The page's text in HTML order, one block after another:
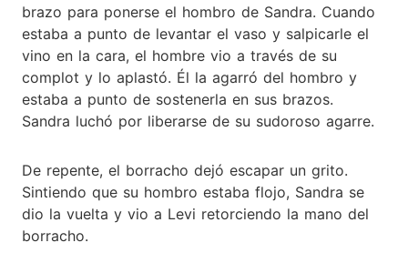
brazo para ponerse el hombro de Sandra. Cuando
estaba a punto de levantar el vaso y salpicarle el
vino en la cara, el hombre vio a través de su
complot y lo aplastó. Él la agarró del hombro y
estaba a punto de sostenerla en sus brazos.
Sandra luchó por liberarse de su sudoroso agarre.
De repente, el borracho dejó escapar un grito.
Sintiendo que su hombro estaba flojo, Sandra se
dio la vuelta y vio a Levi retorciendo la mano del
borracho.